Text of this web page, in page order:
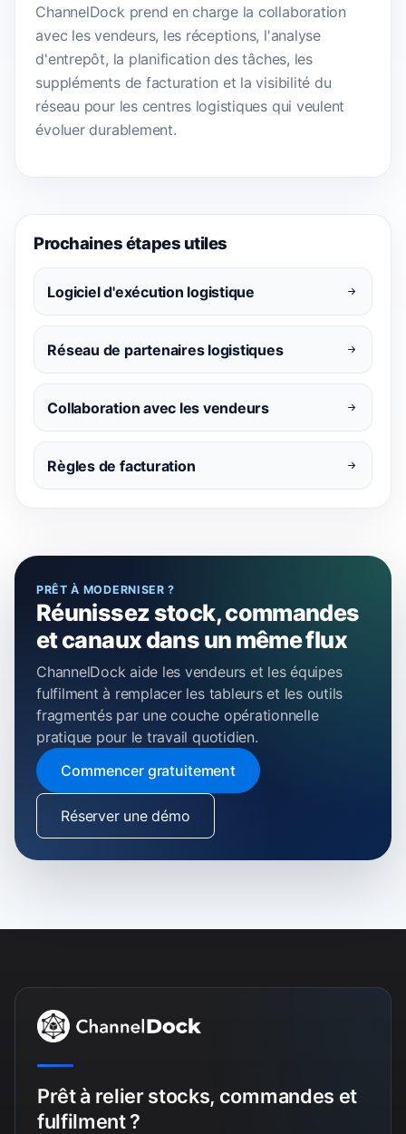
ChannelDock prend en charge la collaboration
avec les vendeurs, les réceptions, l'analyse
d'entrepôt, la planification des tâches, les
suppléments de facturation et la visibilité du
réseau pour les centres logistiques qui veulent
évoluer durablement.
Prochaines étapes utiles
Logiciel d'exécution logistique
Réseau de partenaires logistiques
Collaboration avec les vendeurs
Règles de facturation
PRÊT À MODERNISER ?
Réunissez stock, commandes
et canaux dans un même flux
ChannelDock aide les vendeurs et les équipes
fulfilment à remplacer les tableurs et les outils
fragmentés par une couche opérationnelle
pratique pour le travail quotidien.
Commencer gratuitement
Réserver une démo
Prêt à relier stocks, commandes et
fulfilment ?